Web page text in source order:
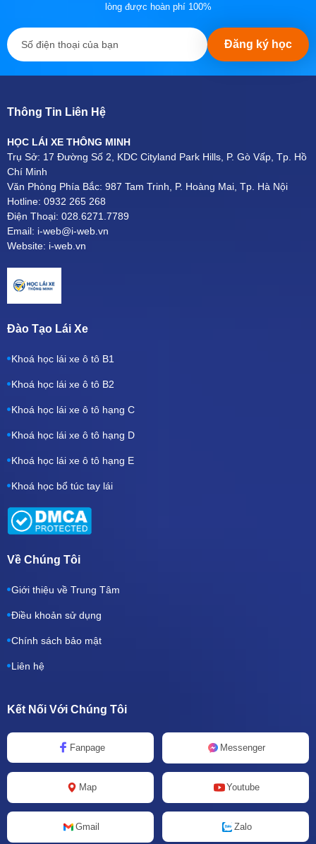
lòng được hoàn phí 100%
Đăng ký học
Thông Tin Liên Hệ
HỌC LÁI XE THÔNG MINH
Trụ Sở: 17 Đường Số 2, KDC Cityland Park Hills, P. Gò Vấp, Tp. Hồ
Chí Minh
Văn Phòng Phía Bắc: 987 Tam Trinh, P. Hoàng Mai, Tp. Hà Nội
Hotline: 0932 265 268
Điện Thoại: 028.6271.7789
Email: i-web@i-web.vn
Website: i-web.vn
Đào Tạo Lái Xe
Khoá học lái xe ô tô B1
Khoá học lái xe ô tô B2
Khoá học lái xe ô tô hạng C
Khoá học lái xe ô tô hạng D
Khoá học lái xe ô tô hạng E
Khoá học bổ túc tay lái
Về Chúng Tôi
Giới thiệu về Trung Tâm
Điều khoản sử dụng
Chính sách bảo mật
Liên hệ
Kết Nối Với Chúng Tôi
Fanpage Messenger
Map Youtube
Gmail Zalo